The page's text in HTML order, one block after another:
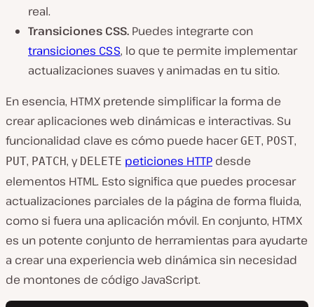
real.
Transiciones CSS. Puedes integrarte con
transiciones CSS, lo que te permite implementar
actualizaciones suaves y animadas en tu sitio.
En esencia, HTMX pretende simplificar la forma de
crear aplicaciones web dinámicas e interactivas. Su
funcionalidad clave es cómo puede hacerGET, POST,
PUT, PATCH, y DELETE peticiones HTTP desde
elementos HTML. Esto significa que puedes procesar
actualizaciones parciales de la página de forma fluida,
como si fuera una aplicación móvil. En conjunto, HTMX
es un potente conjunto de herramientas para ayudarte
a crear una experiencia web dinámica sin necesidad
de montones de código JavaScript.